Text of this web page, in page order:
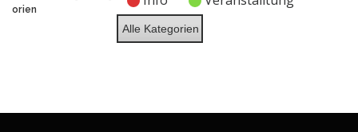
2026
2026
2026
2026
orien
Alle Kategorien